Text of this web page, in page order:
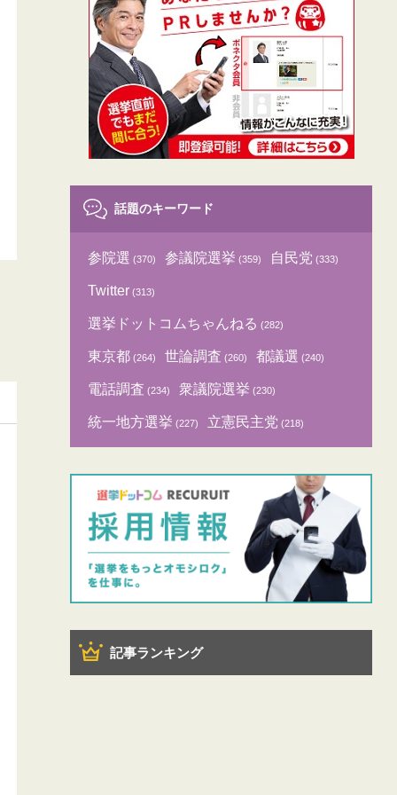
話題のキーワード
参院選 (370) 参議院選挙 (359) 自民党 (333)
Twitter (313)
選挙ドットコムちゃんねる (282)
東京都 (264) 世論調査 (260) 都議選 (240)
電話調査 (234) 衆議院選挙 (230)
統一地方選挙 (227) 立憲民主党 (218)
記事ランキング